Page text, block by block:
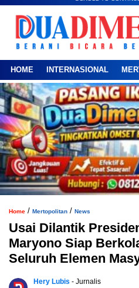
HOME INTERNASIONAL
Home / Mertopolitan / News
Usai Dilantik
Maryono Siap
Seluruh Elemen
Hery Lubis - Jurnalis